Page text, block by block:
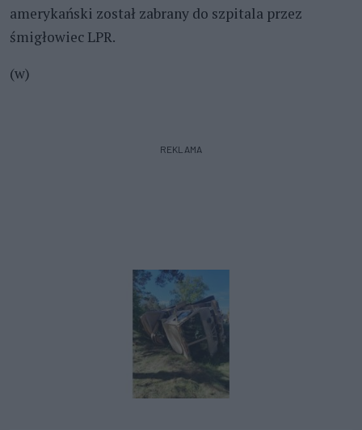
amerykański został zabrany do szpitala przez
śmigłowiec LPR.
(w)
REKLAMA